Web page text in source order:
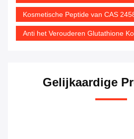
Kosmetische Peptide van CAS
Anti het Verouderen Glutathione
Gelijkaardige